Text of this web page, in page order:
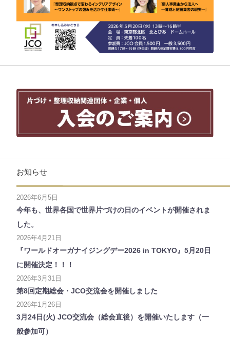
お知らせ
2026年6月5日
今年も、世界各国で世界片づけの日のイベントが開催されま
した。
2026年4月21日
『ワールドオーガナイジングデー2026 in TOKYO』5月20日
に開催決定！！！
2026年3月31日
第8回定期総会・JCO交流会を開催しました
2026年1月26日
3月24日(火) JCO交流会（総会直後）を開催いたします（一
般参加可）